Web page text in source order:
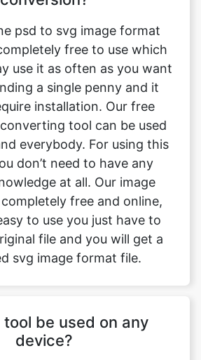
use it as often as you want
a single penny and it
installation. Our free
tool can be used
everybody. For using this
don’t need to have any
at all. Our image
free and online,
to use you just have to
file and you will get a
svg image format file.
tool be used on any
easy tool. With this simple
change the file format.